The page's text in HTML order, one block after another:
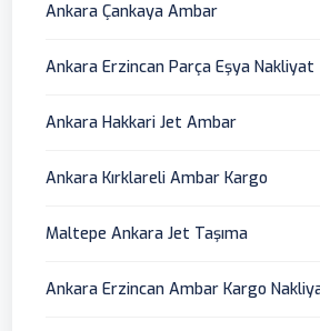
Ankara Çankaya Ambar
Ankara Erzincan Parça Eşya Nakliyat
Ankara Hakkari Jet Ambar
Ankara Kırklareli Ambar Kargo
Maltepe Ankara Jet Taşıma
Ankara Erzincan Ambar Kargo